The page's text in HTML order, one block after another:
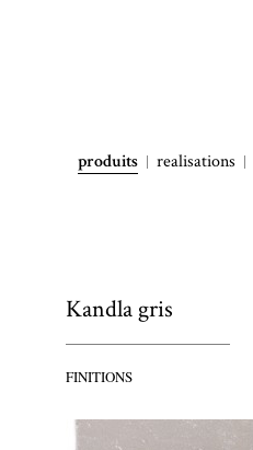
produits realisations
Kandla gris
FINITIONS